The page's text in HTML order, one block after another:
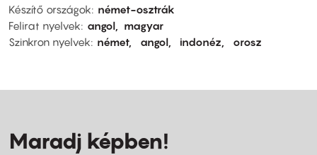
Készítő országok
német-osztrák
Felirat nyelvek
angol
magyar
Szinkron nyelvek
német angol indonéz orosz
Maradj képben!